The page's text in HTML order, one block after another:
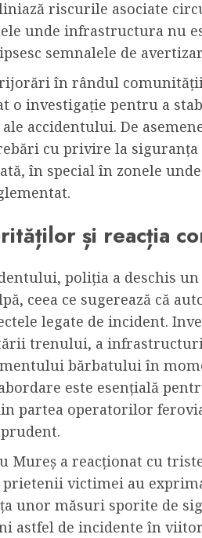
riscurile asociate
unde infrastructura nu
semnalele de
în rândul
o investigație pentru a
accidentului. De
cu privire la
în special în zonele
și reacția
poliția a deschis
ceea ce sugerează că
legate de incident.
trenului, a
bărbatului în
este esențială
partea operatorilor
Mureș a reacționat cu
victimei au
unor măsuri sporite de
astfel de incidente în
retete
curcan
MAY 24, 2023
Bucatar
3